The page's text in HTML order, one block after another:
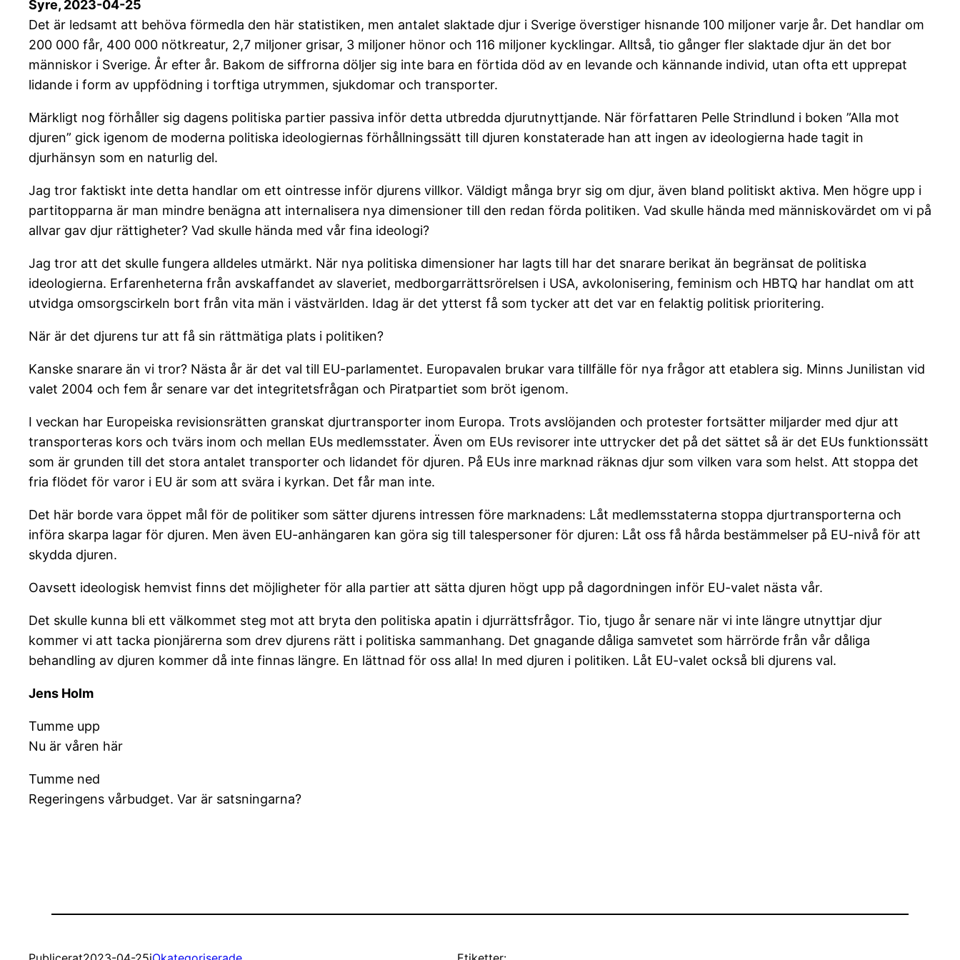
Syre, 2023-04-25
Det är ledsamt att behöva förmedla den här statistiken, men antalet slaktade djur i Sverige överstiger hisnande 100 miljoner varje år. Det handlar om
200 000 får, 400 000 nötkreatur, 2,7 miljoner grisar, 3 miljoner hönor och 116 miljoner kycklingar. Alltså, tio gånger fler slaktade djur än det bor
människor i Sverige. År efter år. Bakom de siffrorna döljer sig inte bara en förtida död av en levande och kännande individ, utan ofta ett upprepat
lidande i form av uppfödning i torftiga utrymmen, sjukdomar och transporter.
Märkligt nog förhåller sig dagens politiska partier passiva inför detta utbredda djurutnyttjande. När författaren Pelle Strindlund i boken ”Alla mot
djuren” gick igenom de moderna politiska ideologiernas förhållningssätt till djuren konstaterade han att ingen av ideologierna hade tagit in
djurhänsyn som en naturlig del.
Jag tror faktiskt inte detta handlar om ett ointresse inför djurens villkor. Väldigt många bryr sig om djur, även bland politiskt aktiva. Men högre upp i
partitopparna är man mindre benägna att internalisera nya dimensioner till den redan förda politiken. Vad skulle hända med människovärdet om vi på
allvar gav djur rättigheter? Vad skulle hända med vår fina ideologi?
Jag tror att det skulle fungera alldeles utmärkt. När nya politiska dimensioner har lagts till har det snarare berikat än begränsat de politiska
ideologierna. Erfarenheterna från avskaffandet av slaveriet, medborgarrättsrörelsen i USA, avkolonisering, feminism och HBTQ har handlat om att
utvidga omsorgscirkeln bort från vita män i västvärlden. Idag är det ytterst få som tycker att det var en felaktig politisk prioritering.
När är det djurens tur att få sin rättmätiga plats i politiken?
Kanske snarare än vi tror? Nästa år är det val till EU-parlamentet. Europavalen brukar vara tillfälle för nya frågor att etablera sig. Minns Junilistan vid
valet 2004 och fem år senare var det integritetsfrågan och Piratpartiet som bröt igenom.
I veckan har Europeiska revisionsrätten granskat djurtransporter inom Europa. Trots avslöjanden och protester fortsätter miljarder med djur att
transporteras kors och tvärs inom och mellan EUs medlemsstater. Även om EUs revisorer inte uttrycker det på det sättet så är det EUs funktionssätt
som är grunden till det stora antalet transporter och lidandet för djuren. På EUs inre marknad räknas djur som vilken vara som helst. Att stoppa det
fria flödet för varor i EU är som att svära i kyrkan. Det får man inte.
Det här borde vara öppet mål för de politiker som sätter djurens intressen före marknadens: Låt medlemsstaterna stoppa djurtransporterna och
införa skarpa lagar för djuren. Men även EU-anhängaren kan göra sig till talespersoner för djuren: Låt oss få hårda bestämmelser på EU-nivå för att
skydda djuren.
Oavsett ideologisk hemvist finns det möjligheter för alla partier att sätta djuren högt upp på dagordningen inför EU-valet nästa vår.
Det skulle kunna bli ett välkommet steg mot att bryta den politiska apatin i djurrättsfrågor. Tio, tjugo år senare när vi inte längre utnyttjar djur
kommer vi att tacka pionjärerna som drev djurens rätt i politiska sammanhang. Det gnagande dåliga samvetet som härrörde från vår dåliga
behandling av djuren kommer då inte finnas längre. En lättnad för oss alla! In med djuren i politiken. Låt EU-valet också bli djurens val.
Jens Holm
Tumme upp
Nu är våren här
Tumme ned
Regeringens vårbudget. Var är satsningarna?